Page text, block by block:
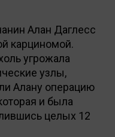
Алан Даглесс
карциномой.
угрожала
узлы,
Алану операцию
и была
целых 12